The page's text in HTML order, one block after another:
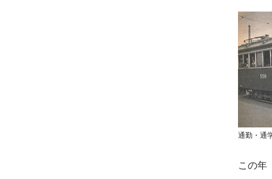
通勤・通
この年